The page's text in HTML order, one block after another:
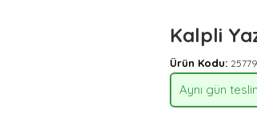
Kalpli
Ürün Kodu: 25779
Aynı gün